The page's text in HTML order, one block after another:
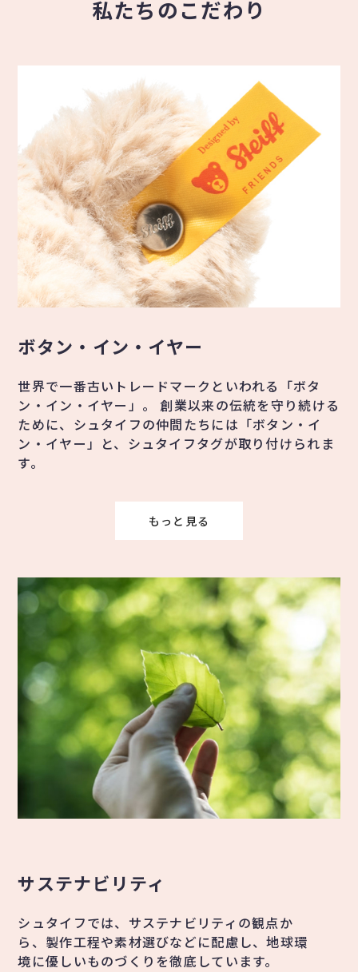
私たちのこだわり
ボタン・イン・イヤー
世界で一番古いトレードマークといわれる「ボタ
ン・イン・イヤー」。 創業以来の伝統を守り続ける
ために、シュタイフの仲間たちには「ボタン・イ
ン・イヤー」と、シュタイフタグが取り付けられま
す。
もっと見る
サステナビリティ
シュタイフでは、サステナビリティの観点か
ら、製作工程や素材選びなどに配慮し、地球環
境に優しいものづくりを徹底しています。